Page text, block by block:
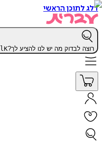
דלג לתוכן הראשי
רוצה לבדוק מה יש לנו להציע לך?K